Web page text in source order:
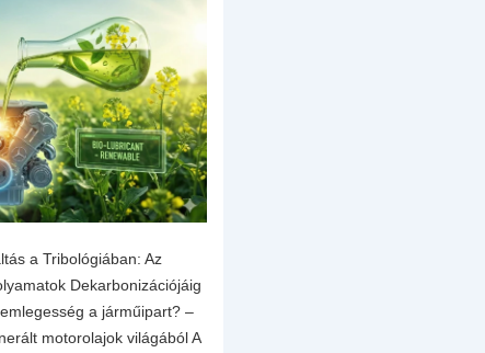
a Tribológiában: Az
Dekarbonizációjáig
a járműipart? –
motorolajok világából A